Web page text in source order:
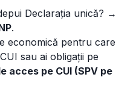
Declarația unică? →
.
economică pentru care
sau ai obligații pe
acces pe CUI (SPV pe